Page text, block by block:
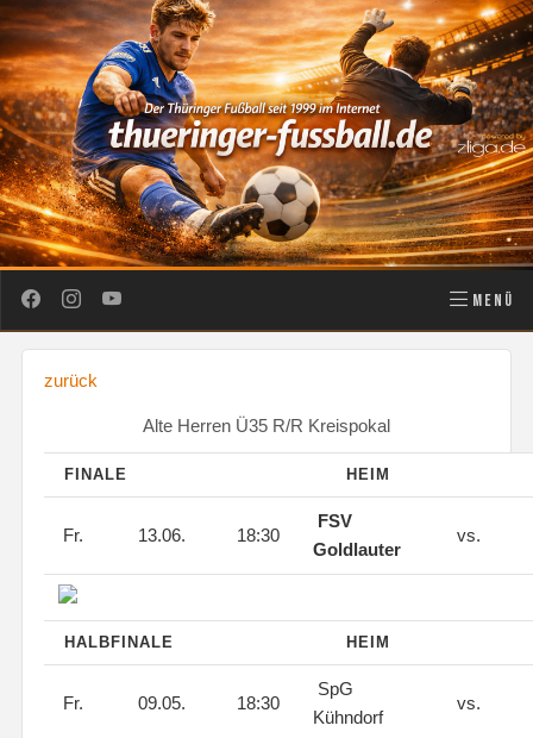
MENÜ
zurück
Alte Herren Ü35 R/R Kreispokal
FINALE HEIM
Fr. 13.06. 18:30
FSV
Goldlauter
vs.
HALBFINALE HEIM
Fr. 09.05. 18:30
SpG
Kühndorf
vs.